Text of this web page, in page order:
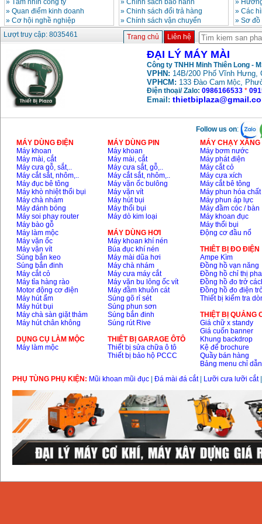
Máy mài FEG-911A
(100mm)
Giá:760000VND
Máy cắt kim loại
plasma Hồng ký
Giá:6000000
Giá
2250000
» Tầm nhìn công ty
» Quan điểm kinh doanh
» Cơ hội nghề nghiệp
» Chính sách bảo hành
» Chinh sách đổi trả hàng
» Chính sách vận chuyển
»
» Các
» Sơ
Lượt truy cập: 8035461
Trang chủ Liên hệ
ĐẠI LÝ MÁY MÀI
Công ty TNHH Minh Thiên Long -
VPHN: 14B/200 Phố Vĩnh Hưng,
VPHCM: 133 Đào Cam Mộc,
Điện thoại/ Zalo: 0986166533 *
Email:
Follow us on:
MÁY DÙNG ĐIỆN
Máy khoan
Máy mài, cắt
Máy cưa gỗ, sắt,..
Máy cắt sắt, nhôm,..
Máy đục bê tông
Máy khò nhiệt thổi bụi
Máy chà nhám
Máy đánh bóng
Máy soi phay router
Máy bào gỗ
Máy làm mộc
Máy vặn ốc
Máy vặn vít
Súng bắn keo
Súng bắn đinh
Máy cắt cỏ
Máy tỉa hàng rào
Motor động cơ điện
Máy hút ẩm
Máy hút bụi
Máy chà sàn giặt thảm
Máy hút chân không
DỤNG CỤ LÀM MỘC
Máy làm mộc
MÁY DÙNG PIN
Máy khoan
Máy mài, cắt
Máy cưa sắt, gỗ,..
Máy cắt sắt, nhôm,..
Máy vặn ốc bulông
Máy vặn vít
Máy hút bụi
Máy thổi bụi
Máy dò kim loại
MÁY DÙNG HƠI
Máy khoan khí nén
Búa đục khí nén
Máy mài dũa hơi
Máy chà nhám
Máy cưa máy cắt
Máy vặn bu lông ốc vít
Máy đầm khuôn cát
Súng gõ rỉ sét
Súng phun sơn
Súng bắn đinh
Súng rút Rive
THIÊT BỊ GARAGE ÔTÔ
Thiết bị sửa chữa ô tô
Thiết bị bảo hộ PCCC
MÁY CHẠY
Máy bơm nước
Máy phát điện
Máy cắt cỏ
Máy cưa xích
Máy cắt bê tông
Máy phun hóa chất
Máy phun áp lực
Máy đầm cóc / bàn
Máy khoan đục
Máy thổi bụi
Động cơ đầu nổ
THIÊT BỊ ĐO ĐIỆN
Ampe Kìm
Đồng hồ vạn năng
Đồng hồ chỉ thị pha
Đồng hồ đo trở
Đồng hồ đo điện
Thiết bị kiểm tra
THIỆT BỊ QUẢNG
Giá chữ x standy
Giá cuốn banner
Khung backdrop
Kệ để brochure
Quầy bán hàng
Bảng menu chỉ dẫn
PHỤ TÙNG PHỤ KIỆN: Mũi khoan mũi đục Đá mài đá cắt| Lưỡi cưa lưỡi cắt